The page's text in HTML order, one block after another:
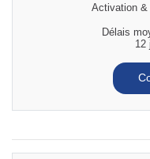
Activation
Délais
12